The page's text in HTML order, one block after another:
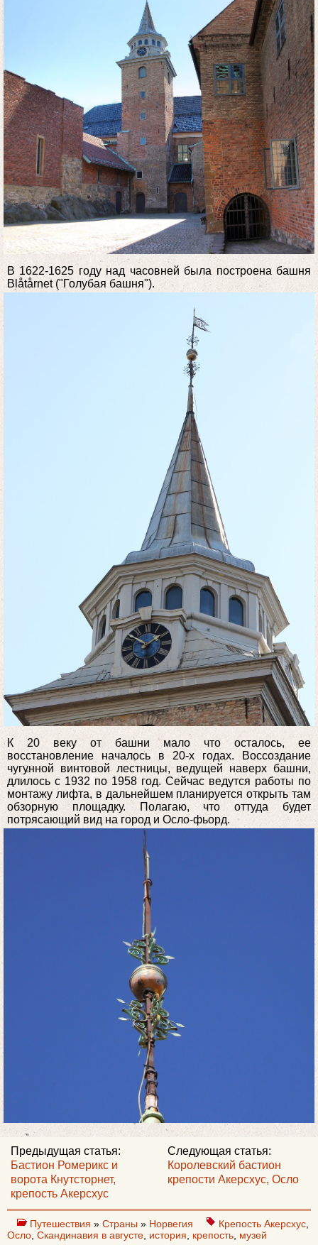
В 1622-1625 году над часовней была построена башня
Blåtårnet ("Голубая башня").
К 20 веку от башни мало что осталось, ее
восстановление началось в 20-х годах. Воссоздание
чугунной винтовой лестницы, ведущей наверх башни,
длилось с 1932 по 1958 год. Сейчас ведутся работы по
монтажу лифта, в дальнейшем планируется открыть там
обзорную площадку. Полагаю, что оттуда будет
потрясающий вид на город и Осло-фьорд.
Следующая статья:
Королевский бастион
крепости Акерсхус, Осло
Предыдущая статья:
Бастион Ромерикс и
ворота Кнутсторнет,
крепость Акерсхус
Путешествия » Страны » Норвегия Крепость Акерсхус
Осло Скандинавия в августе история крепость музей